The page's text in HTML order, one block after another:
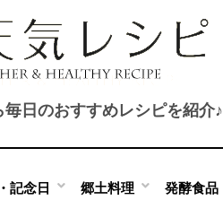
日のおすすめレシピを紹介♪
記念日 郷土料理 発酵食品